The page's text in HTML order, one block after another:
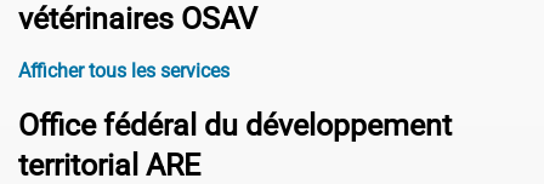
vétérinaires OSAV
Afficher tous les services
Office fédéral du développement
territorial ARE